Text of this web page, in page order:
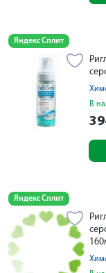
Яндекс Сплит
В
Яндекс Сплит